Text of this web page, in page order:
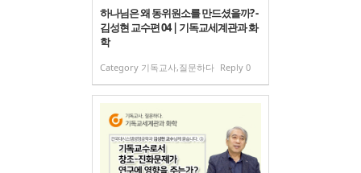
하나님은 왜 동위원소를 만드셨을까? -
김성현 교수편 04 | 기독교세계관과 화
학
Category 기독교사,질문하다 Reply 0